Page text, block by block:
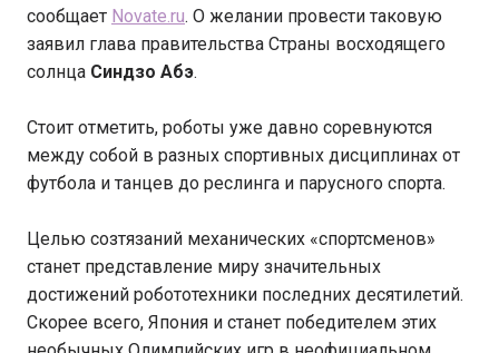
сообщает Novate.ru. О желании провести таковую
заявил глава правительства Страны восходящего
солнца Синдзо Абэ.
Стоит отметить, роботы уже давно соревнуются
между собой в разных спортивных дисциплинах от
футбола и танцев до реслинга и парусного спорта.
Целью созтязаний механических «спортсменов»
станет представление миру значительных
достижений робототехники последних десятилетий.
Скорее всего, Япония и станет победителем этих